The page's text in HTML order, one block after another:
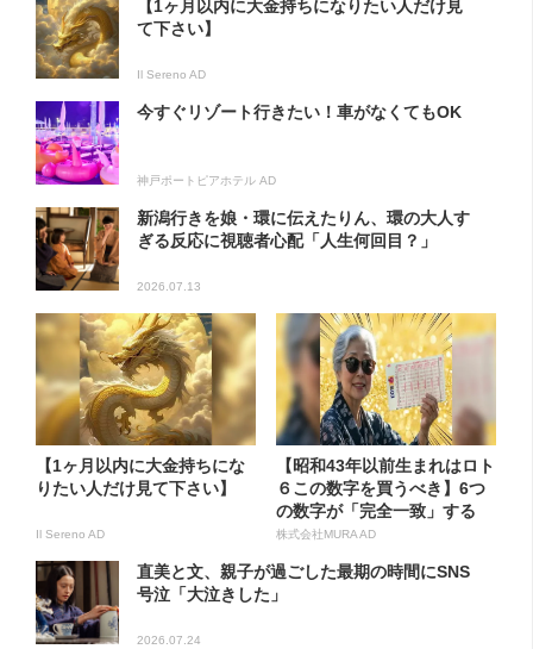
【1ヶ月以内に大金持ちになりたい人だけ見
て下さい】
Il Sereno AD
今すぐリゾート行きたい！車がなくてもOK
神戸ポートピアホテル AD
新潟行きを娘・環に伝えたりん、環の大人す
ぎる反応に視聴者心配「人生何回目？」
2026.07.13
【1ヶ月以内に大金持ちにな
りたい人だけ見て下さい】
Il Sereno AD
【昭和43年以前生まれはロト
６この数字を買うべき】6つ
の数字が「完全一致」する
方...
株式会社MURA AD
直美と文、親子が過ごした最期の時間にSNS
号泣「大泣きした」
2026.07.24